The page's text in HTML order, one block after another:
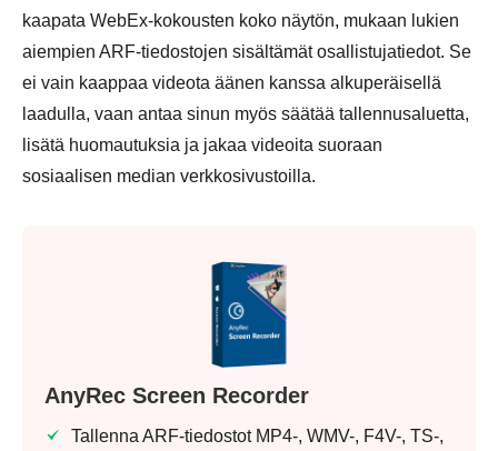
kaapata WebEx-kokousten koko näytön, mukaan lukien
aiempien ARF-tiedostojen sisältämät osallistujatiedot. Se
ei vain kaappaa videota äänen kanssa alkuperäisellä
laadulla, vaan antaa sinun myös säätää tallennusaluetta,
lisätä huomautuksia ja jakaa videoita suoraan
sosiaalisen median verkkosivustoilla.
AnyRec Screen Recorder
Tallenna ARF-tiedostot MP4-, WMV-, F4V-, TS-,